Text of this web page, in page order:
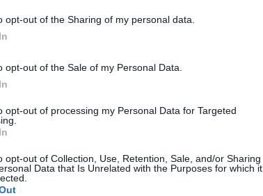
opt-out of the Sharing of my personal data.
opt-out of the Sale of my Personal Data.
opt-out of processing my Personal Data for Targeted
opt-out of Collection, Use, Retention, Sale, and/or Sharing
Data that Is Unrelated with the Purposes for which it
Würden Sie in diesem Hotel wieder nächtigen?
Würden Sie in diesem Hotel wieder nächtigen?
JA